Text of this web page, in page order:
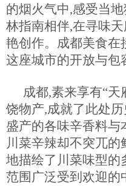
的烟火气中,感受当
林指南相伴,在寻味
艳创作。成都美食在
这座城市的开放与包
成都,素来享有“
饶物产,成就了此处
盛产的各味辛香料与
川菜辛辣却不突兀的
地描绘了川菜味型的
范围广泛受到欢迎的